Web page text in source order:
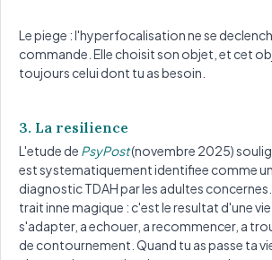
Le piege : l'hyperfocalisation ne se
commande. Elle choisit son objet, et cet
toujours celui dont tu as besoin.
3. La resilience
L'etude de PsyPost(novembre 2025)
est systematiquement identifiee comme
diagnostic TDAH par les adultes
trait inne magique : c'est le resultat d'une
s'adapter, a echouer, a recommencer, a
de contournement. Quand tu as passe ta